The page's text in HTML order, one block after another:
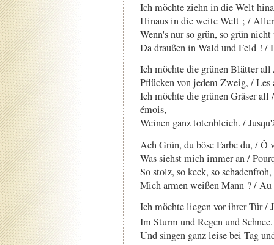
Ich möchte ziehn in die Welt
Hinaus in die weite Welt ; /
Wenn's nur so grün, so grün
Da draußen in Wald und Feld ! /
Ich möchte die grünen Blätter all
Pflücken von jedem Zweig, / Les
Ich möchte die grünen Gräser all
émois,
Weinen ganz totenbleich. /
Ach Grün, du böse Farbe du, / Ô
Was siehst mich immer an /
So stolz, so keck, so
Mich armen weißen Mann ? / Au
Ich möchte liegen vor ihrer Tür /
Im Sturm und Regen und
Und singen ganz leise bei Tag